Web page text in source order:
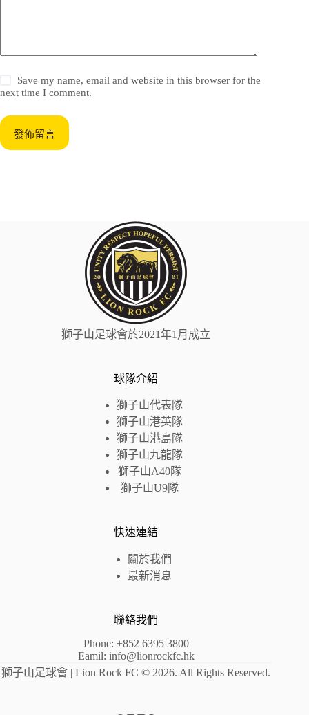
Save my name, email and website in this browser for the
next time I comment.
發佈留言
獅子山足球會於2021年1月成立
球隊介紹
獅子山代表隊
獅子山港英隊
獅子山港島隊
獅子山九龍隊
獅子山A40隊
獅子山U9隊
快速連結
關於我們
最新消息
聯絡我們
Phone: +852 6395 3800
Eamil: info@lionrockfc.hk
獅子山足球會 | Lion Rock FC © 2026. All Rights Reserved.